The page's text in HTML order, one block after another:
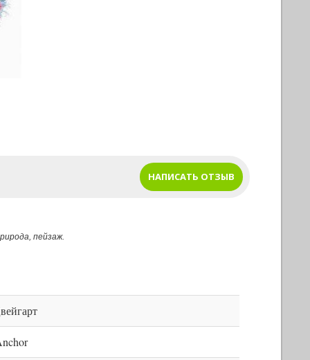
НАПИСАТЬ ОТЗЫВ
пейзаж.